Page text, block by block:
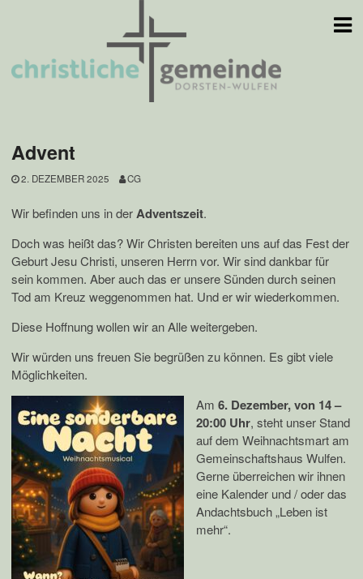
Advent
2. DEZEMBER 2025 CG
Wir befinden uns in derAdventszeit.
Doch was heißt das? Wir Christen bereiten uns auf das Fest der
Geburt Jesu Christi, unseren Herrn vor. Wir sind dankbar für
sein kommen. Aber auch das er unsere Sünden durch seinen
Tod am Kreuz weggenommen hat. Und er wir wiederkommen.
Diese Hoffnung wollen wir an Alle weitergeben.
Wir würden uns freuen Sie begrüßen zu können. Es gibt viele
Möglichkeiten.
Am6. Dezember, von 14 –
20:00 Uhr, steht unser Stand
auf dem Weihnachtsmart am
Gemeinschaftshaus Wulfen.
Gerne überreichen wir ihnen
eine Kalender und / oder das
Andachtsbuch „Leben ist
mehr“.